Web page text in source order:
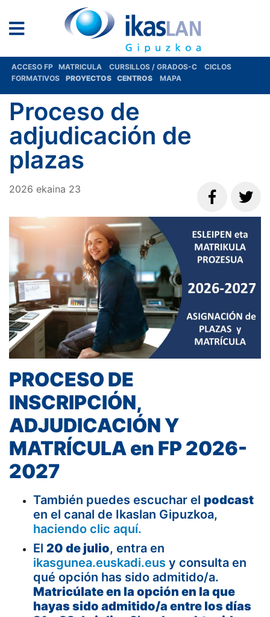
ACCESO FP MATRICULA CURSILLOS / GRADOS-C
CICLOS
FORMATIVOS
PROYECTOS CENTROS MAPA
Proceso de
adjudicación de
plazas
2026 ekaina 23
PROCESO DE
INSCRIPCIÓN,
ADJUDICACIÓN Y
MATRÍCULA en FP2026-
2027
También puedes escuchar el podcast
en el canal de Ikaslan Gipuzkoa,
haciendo clic aquí.
El 20 de julio, entra en
ikasgunea.euskadi.eus y consulta en
qué opción has sido admitido/a.
Matricúlate en la opción en la que
hayas sido admitido/a entre los días